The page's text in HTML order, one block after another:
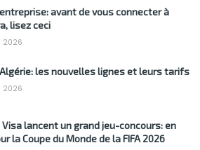
avant de vous connecter à
lisez ceci
2026
les nouvelles lignes et leurs tarifs
2026
Visa lancent un grand jeu-concours: en
la Coupe du Monde de la FIFA 2026